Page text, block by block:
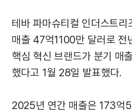
테바 파마슈티컬 인더스트
매출 47억1100만 달러로 전
핵심 혁신 브랜드가 분기 매
했다고 1월 28일 발표했다.
2025년 연간 매출은 173억